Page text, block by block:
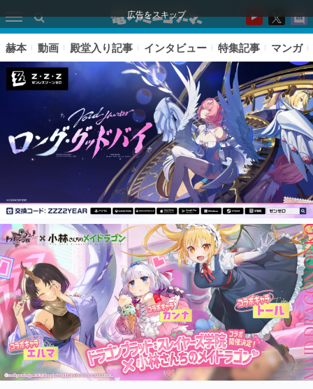
広告をスキップ
ピックアップ
電ファミのいま読まれている記事ランキング
アプリセール情報
インタビュー
連載・特集一覧
赫本 動画 殿堂入り記事 インタビュー 特集記事 マンガ